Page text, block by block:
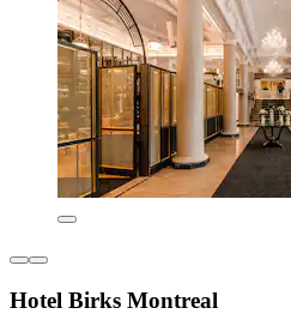
Hotel Birks Montreal